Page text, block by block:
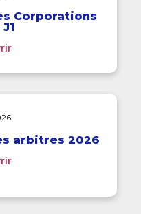
Corporations
arbitres 2026